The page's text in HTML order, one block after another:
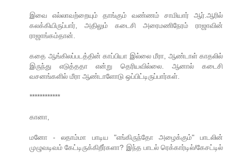
இவை எல்லாவற்றையும் தாங்கும் வண்ணம் சாமியார் ஆர்.ஆரில்
கலக்கியிருப்பார், அதிலும் கடைசி அரைமணிநேரம் ராஜாவின்
ராஜாங்கம்தான்.
கதை ஆங்கிலப்படத்தின் காப்பியா இல்லை மீரா, ஆண்டாள் காதலில்
இருந்து எடுத்ததா என்று தெரியவில்லை. ஆனால் கடைசி
வசனங்களில் மீரா ஆண்டாளோடு ஒப்பிட்டிருப்பார்கள்.
************
கானா,
மனோ - லதாம்மா பாடிய "எங்கிருந்தோ அழைக்கும்" பாடலின்
முழுவடிவம் கேட்டிருக்கிறீர்களா? இந்த பாடல் ரெக்கார்டில்/கேசட்டில்